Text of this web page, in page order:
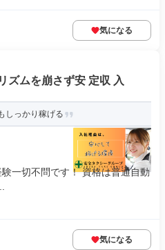
気になる
ズムを崩さず安 定収 入
しっかり稼げる
一切不問です！ 資格は普通自動
気になる